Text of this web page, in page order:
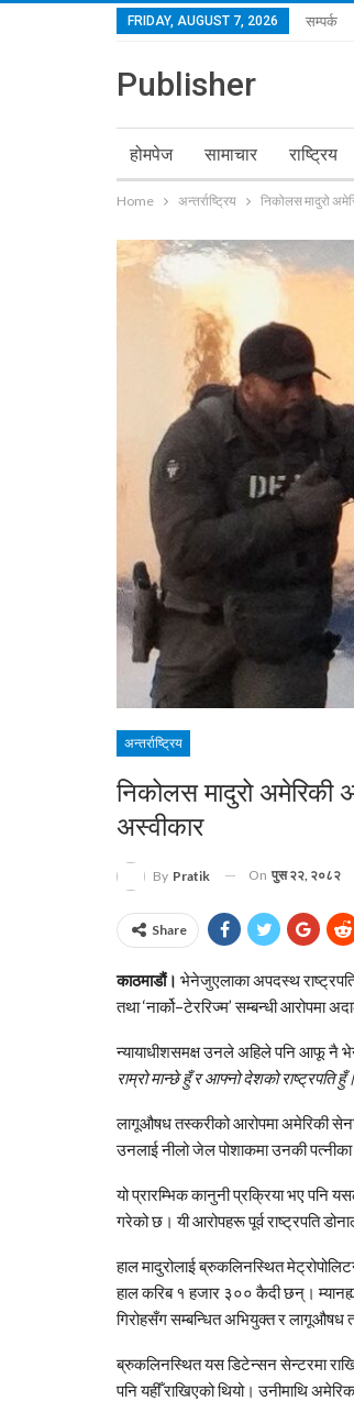
FRIDAY, AUGUST 7, 2026 सम्पर्क
Publisher
होमपेज सामाचार राष्ट्रिय
Home अन्तर्राष्ट्रिय निकोलस मादुरो
अन्तर्राष्ट्रिय
निकोलस मादुरो अमेरिकी
अस्वीकार
By Pratik On पुस २२, २०८२
Share
काठमाडौं। भेनेजुएलाका अपदस्थ
तथा ‘नार्को–टेररिज्म’ सम्बन्धी आरोपमा
न्यायाधीशसमक्ष उनले अहिले पनि आफू नै
राम्रो मान्छे हुँ र आफ्नो देशको राष्ट्रपति
लागूऔषध तस्करीको आरोपमा अमेरिकी
उनलाई नीलो जेल पोशाकमा उनकी
यो प्रारम्भिक कानुनी प्रक्रिया भए पनि
गरेको छ। यी आरोपहरू पूर्व राष्ट्रपति
हाल मादुरोलाई ब्रुकलिनस्थित
हाल करिब १ हजार ३०० कैदी छन्।
गिरोहसँग सम्बन्धित अभियुक्त र लागूऔषध
ब्रुकलिनस्थित यस डिटेन्सन सेन्टरमा
पनि यहीँ राखिएको थियो। उनीमाथि